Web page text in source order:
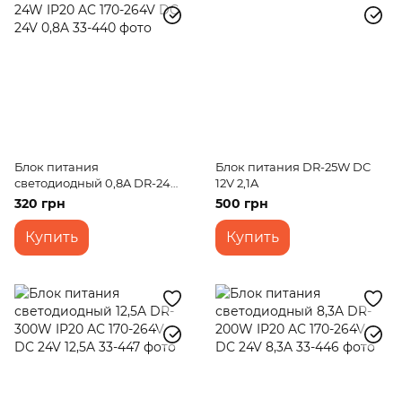
Блок питания
светодиодный 0,8A DR-24W
IP20 AC 170-264V DC 24V
320 грн
Купить
Блок питания DR-25W DC
12V 2,1A
500 грн
Купить